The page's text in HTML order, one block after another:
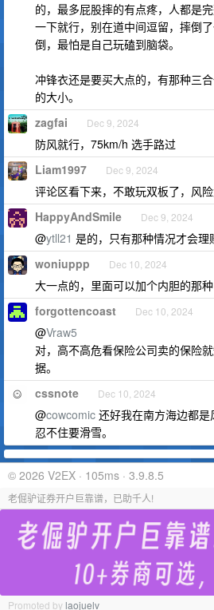
的，最多屁股摔的有点疼，人都是
一下就行，别在道中间逗留，摔倒
倒，最怕是自己玩磕到脑袋。
冲锋衣还是要买大点的，有那种三
的大小。
zagfai Dec 9, 2024
防风就行，75km/h 选手路过
Liam1997 Dec 9, 2024
评论区看下来，不敢玩双板了，风
HappyAndSmile Dec 9, 2024
@ytll21 是的，只有那种情况才会理
woniuppp Dec 10, 2024
大一点的，里面可以加个内胆的那种
forgottencoast Dec 10, 2024
@Vraw5
对，高不高危看保险公司卖的保险
据。
cssnote Dec 10, 2024
@cowcomic 还好我在南方海边都
忍不住要滑雪。
© 2026 V2EX · 105ms · 3.9.8.5
老倔驴证券开户巨靠谱，已助千人!
Promoted bylaojuelv